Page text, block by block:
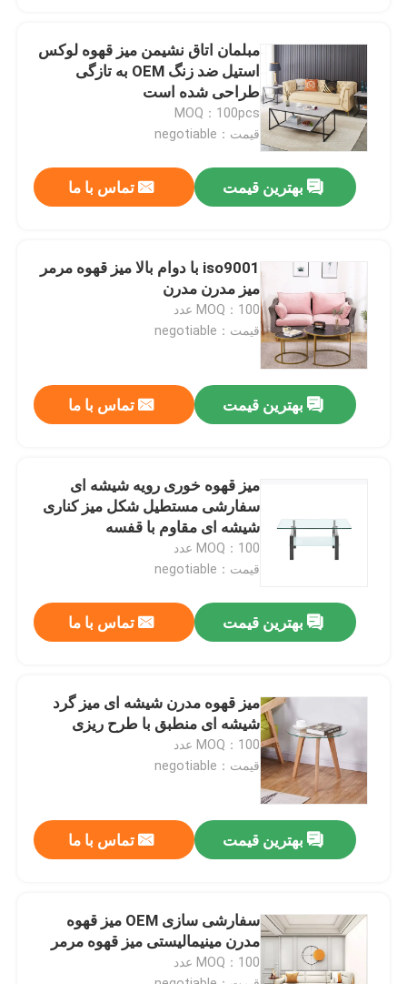
تور کارخانه
با ما تماس بگیرید
درخواست نقل قول
مبلمان اتاق منزل
مبلمان اتاق نشیمن
مبلمان اتاق ناهار خوری
مبلمان اتاق نشیمن میز قهوه لوکس
استیل ضد زنگ OEM به تازگی
طراحی شده است
MOQ：100pcs
قیمت：negotiable
بهترین قیمت تماس با ما
iso9001 با دوام بالا میز قهوه مرمر
میز مدرن مدرن
MOQ：100 عدد
قیمت：negotiable
بهترین قیمت تماس با ما
میز قهوه خوری رویه شیشه ای
سفارشی مستطیل شکل میز کناری
شیشه ای مقاوم با قفسه
MOQ：100 عدد
قیمت：negotiable
بهترین قیمت تماس با ما
میز قهوه مدرن شیشه ای میز گرد
شیشه ای منطبق با طرح ریزی
MOQ：100 عدد
قیمت：negotiable
بهترین قیمت تماس با ما
سفارشی سازی OEM میز قهوه
مدرن مینیمالیستی میز قهوه مرمر
MOQ：100 عدد